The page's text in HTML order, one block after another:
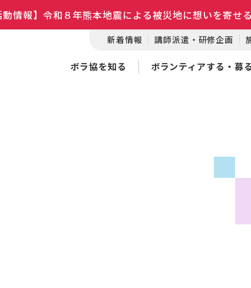
動情報】令和８年熊本地震による被災地に想いを寄せ
新着情報 講師派遣・研修企画
ボラ協を知る ボランティアする・募る